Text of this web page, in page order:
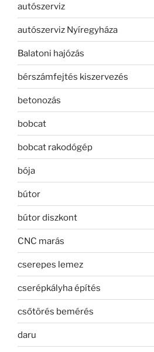
autószerviz
autószerviz Nyíregyháza
Balatoni hajózás
bérszámfejtés kiszervezés
betonozás
bobcat
bobcat rakodógép
bója
bútor
bútor diszkont
CNC marás
cserepes lemez
cserépkályha építés
csőtörés bemérés
daru